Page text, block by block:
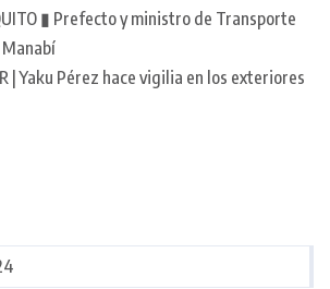
▮ Prefecto y ministro de Transporte
| Yaku Pérez hace vigilia en los exteriores